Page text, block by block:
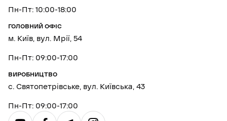
Пн-Пт: 10:00-18:00
ГОЛОВНИЙ ОФІС
м. Київ, вул. Мрії, 54
Пн-Пт: 09:00-17:00
ВИРОБНИЦТВО
с. Святопетрівське, вул. Київська, 43
Пн-Пт: 09:00-17:00